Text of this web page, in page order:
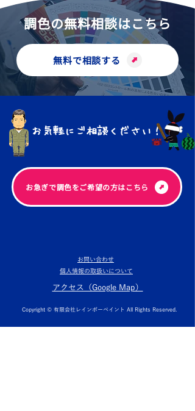
調色の無料相談はこちら
無料で相談する
お気軽にご相談ください！
​お急ぎで調色をご希望の方はこちら
お問い合わせ
個人情報の取扱いについて
​アクセス（Google Map）
Copyright © 有限会社レインボーペイント All Rights Reserved.